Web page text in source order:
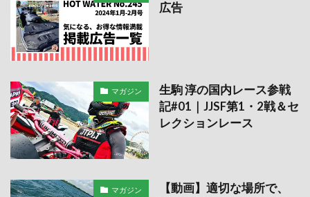
広告
マガジン
生駒 淳の国内レース参戦
記#01｜JJSF第1・2戦＆セ
レクションレース
マガジン
【動画】適切な場所で、